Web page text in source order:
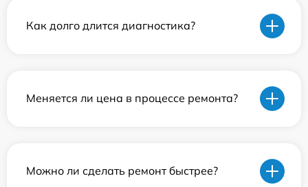
Как долго длится диагностика?
Меняется ли цена в процессе ремонта?
Можно ли сделать ремонт быстрее?